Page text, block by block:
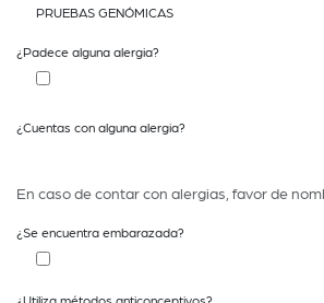
PRUEBAS GENÓMICAS
¿Padece alguna alergia?
¿Cuentas con alguna alergia?
En caso de contar con alergias, favor de
¿Se encuentra embarazada?
¿Utiliza métodos anticonceptivos?